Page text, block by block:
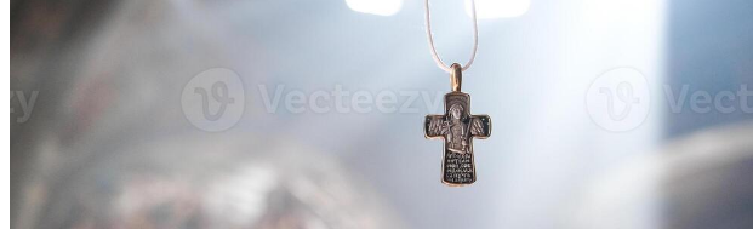
SVGs
Modèles